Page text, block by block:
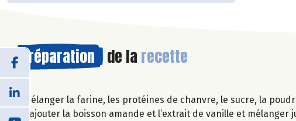
Préparation de la recette
Mélanger la farine, les protéines de chanvre, le sucre, la
Rajouter la boisson amande et l’extrait de vanille et mélanger